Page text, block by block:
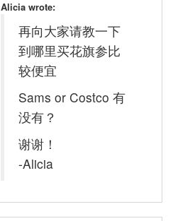
Alicia wrote:
再向大家请教一下
到哪里买花旗参比
较便宜
Sams or Costco 有
没有？
谢谢！
-Alicia